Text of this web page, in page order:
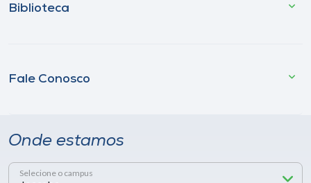
Biblioteca
Fale Conosco
Onde estamos
Selecione o campus